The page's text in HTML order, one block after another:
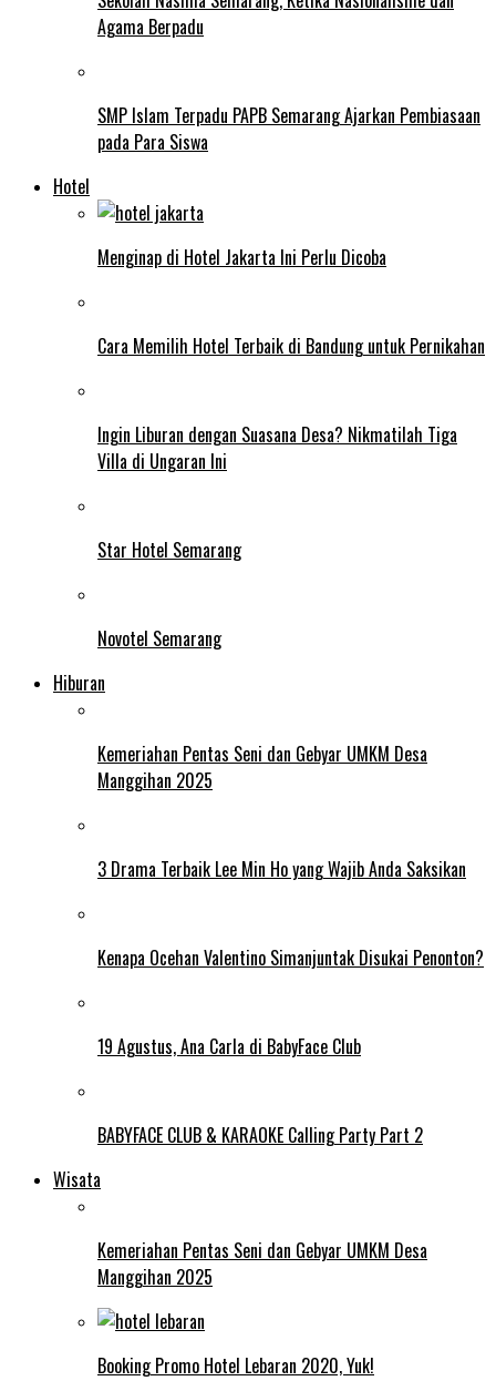
Agama Berpadu
SMP Islam Terpadu PAPB Semarang Ajarkan Pembiasaan
pada Para Siswa
Hotel
Menginap di Hotel Jakarta Ini Perlu Dicoba
Cara Memilih Hotel Terbaik di Bandung untuk Pernikahan
Ingin Liburan dengan Suasana Desa? Nikmatilah Tiga
Villa di Ungaran Ini
Star Hotel Semarang
Novotel Semarang
Hiburan
Kemeriahan Pentas Seni dan Gebyar UMKM Desa
Manggihan 2025
3 Drama Terbaik Lee Min Ho yang Wajib Anda Saksikan
Kenapa Ocehan Valentino Simanjuntak Disukai Penonton?
19 Agustus, Ana Carla di BabyFace Club
BABYFACE CLUB & KARAOKE Calling Party Part 2
Wisata
Kemeriahan Pentas Seni dan Gebyar UMKM Desa
Manggihan 2025
Booking Promo Hotel Lebaran 2020, Yuk!